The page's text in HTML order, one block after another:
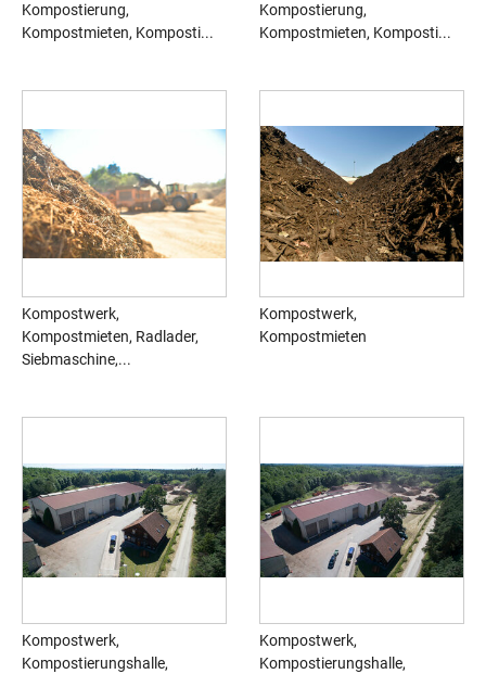
Kompostierung,
Kompostmieten, Komposti...
Kompostierung,
Kompostmieten, Komposti...
Kompostwerk,
Kompostmieten, Radlader,
Siebmaschine,...
Kompostwerk,
Kompostmieten
Kompostwerk,
Kompostierungshalle,
Kompostwerk,
Kompostierungshalle,